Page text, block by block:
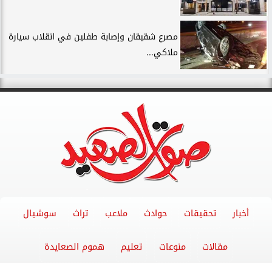
مصرع شقيقان وإصابة طفلين في انقلاب سيارة
ملاكي...
أخبار تحقيقات حوادث ملاعب تراث سوشيال
مقالات منوعات تعليم هموم الصعايدة